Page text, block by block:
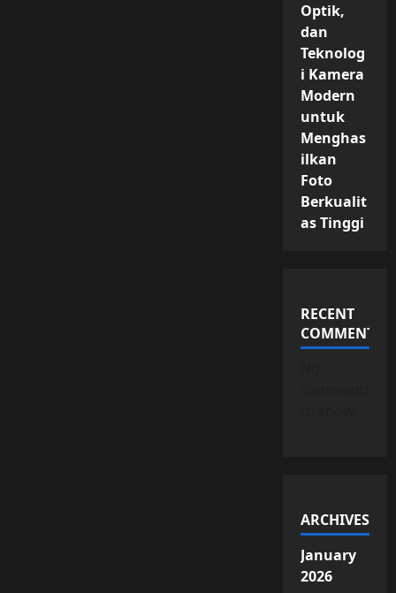
Optik,
dan
Teknolog
i Kamera
Modern
untuk
Menghas
ilkan
Foto
Berkualit
as Tinggi
RECENT
COMMENTS
ARCHIVES
January
2026